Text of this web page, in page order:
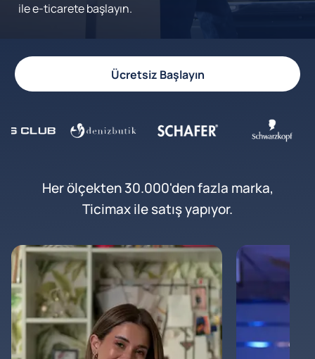
ile e-ticarete başlayın.
Ücretsiz Başlayın
Her ölçekten 30.000'den fazla marka,
Ticimax ile satış yapıyor.